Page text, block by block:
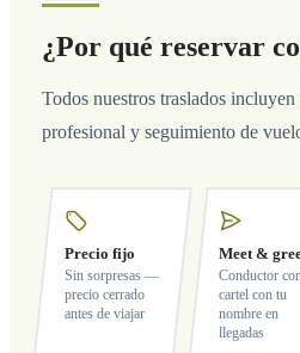
¿Por qué reservar
Todos nuestros traslados
profesional y seguimiento de
Precio fijo
Sin sorpresas —
precio cerrado
antes de viajar
Meet &
Conductor
cartel con tu
nombre en
llegadas